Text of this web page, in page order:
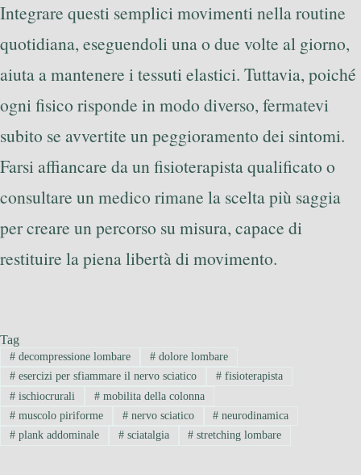
Integrare questi semplici movimenti nella routine
quotidiana, eseguendoli una o due volte al giorno,
aiuta a mantenere i tessuti elastici. Tuttavia, poiché
ogni fisico risponde in modo diverso, fermatevi
subito se avvertite un peggioramento dei sintomi.
Farsi affiancare da un fisioterapista qualificato o
consultare un medico rimane la scelta più saggia
per creare un percorso su misura, capace di
restituire la piena libertà di movimento.
Tag
#decompressione lombare #dolore lombare
#esercizi per sfiammare il nervo sciatico #fisioterapista
#ischiocrurali #mobilita della colonna
#muscolo piriforme #nervo sciatico # neurodinamica
#plank addominale #sciatalgia # stretching lombare